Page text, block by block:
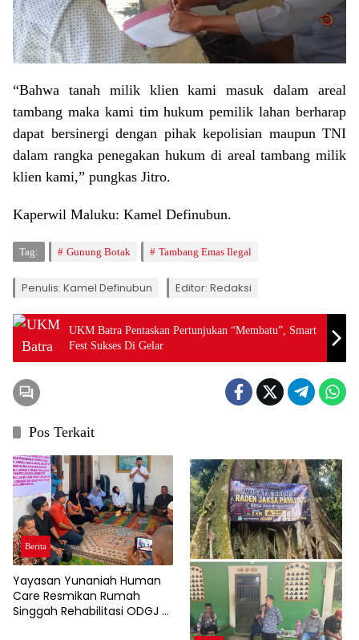
“Bahwa tanah milik klien kami masuk dalam areal
tambang maka kami tim hukum pemilik lahan berharap
dapat bersinergi dengan pihak kepolisian maupun TNI
dalam rangka penegakan hukum di areal tambang milik
klien kami,” pungkas Jitro.
Kaperwil Maluku: Kamel Definubun.
Tag: Gunung Botak Tambang Emas Ilegal
Penulis: Kamel Definubun Editor: Redaksi
UKM Batra Pentaskan Pertunjukan “Membatu”, Smart
Fest Sukses Di Gelar
Pos Terkait
Berita
Yayasan Yunaniah Human
Care Resmikan Rumah
Singgah Rehabilitasi ODGJ di